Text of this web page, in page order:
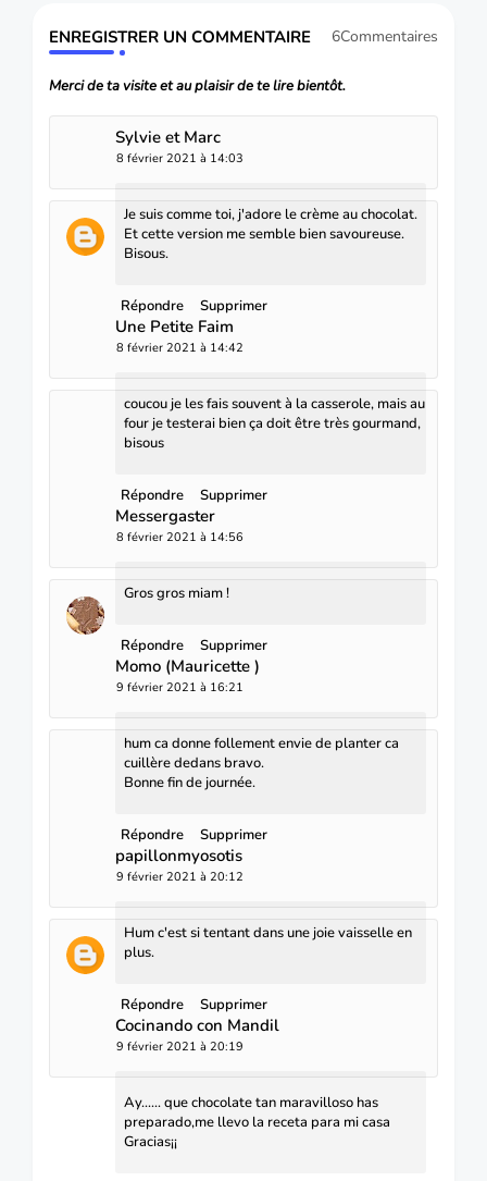
ENREGISTRER UN COMMENTAIRE 6Commentaires
Merci de ta visite et au plaisir de te lire bientôt.
Sylvie et Marc
8 février 2021 à 14:03
Je suis comme toi, j'adore le crème au chocolat.
Et cette version me semble bien savoureuse.
Bisous.
Répondre Supprimer
Une Petite Faim
8 février 2021 à 14:42
coucou je les fais souvent à la casserole, mais au
four je testerai bien ça doit être très gourmand,
bisous
Répondre Supprimer
Messergaster
8 février 2021 à 14:56
Gros gros miam !
Répondre Supprimer
Momo (Mauricette )
9 février 2021 à 16:21
hum ca donne follement envie de planter ca
cuillère dedans bravo.
Bonne fin de journée.
Répondre Supprimer
papillonmyosotis
9 février 2021 à 20:12
Hum c'est si tentant dans une joie vaisselle en
plus.
Répondre Supprimer
Cocinando con Mandil
9 février 2021 à 20:19
Ay...... que chocolate tan maravilloso has
preparado,me llevo la receta para mi casa
Gracias¡¡